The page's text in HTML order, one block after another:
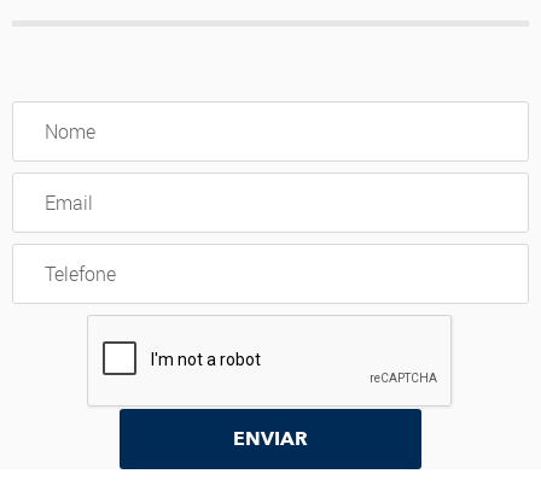
ENVIAR